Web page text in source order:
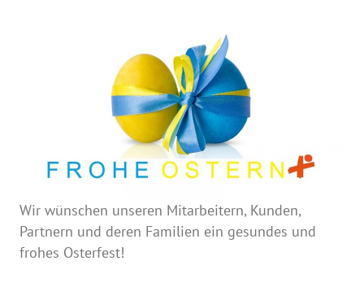
Wir wünschen unseren Mitarbeitern, Kunden,
Partnern und deren Familien ein gesundes und
frohes Osterfest!